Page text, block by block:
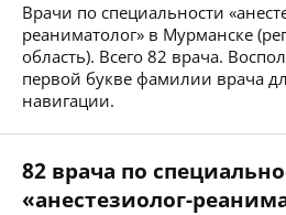
Врачи по специальности
реаниматолог» в Мурманске
область). Всего 82 врача.
первой букве фамилии врача
навигации.
82 врача по
«анестезиолог-